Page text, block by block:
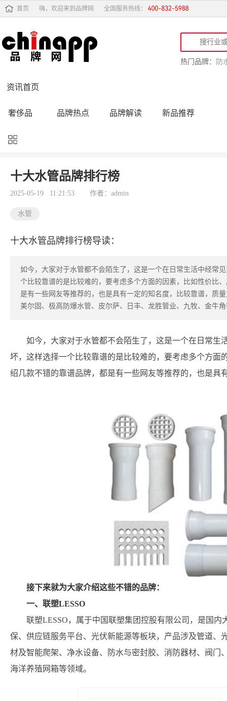
首页 嗨，欢迎来到品牌网 全国服务热线：
热门品牌： 防
资讯首页
奢侈品 品牌热点 品牌解读 新品推荐
品牌黑榜
品牌导购 专家点评 精彩点评
十大水管品牌排行榜
2025-05-19 11:21:53 作者：admin
水管
十大水管品牌排行榜导读：
如今，大家对于水管都不会陌生了，这是一个在日常生活中经常
个比较靠谱的是比较难的，要考虑多个方面的因素，比如性价比
是有一些网友等推荐的，也是具有一定的知名度，比较靠谱，质
美尔固、极高防爆水管、皮尔萨、日丰、龙胜管业、九牧、金牛
如今，大家对于水管都不会陌生了，这是一个在日常生
坏，这样选择一个比较靠谱的是比较难的，要考虑多个方面
绍几款不错的靠谱品牌，都是有一些网友等推荐的，也是具
接下来就为大家介绍这些不错的品牌：
一、联塑LESSO
联塑LESSO，属于中国联塑集团控股有限公司，是国
保、供应链服务平台、光伏新能源等板块，产品涉及管道、
材及智能爬架、净水设备、防水与密封胶、消防器材、阀门
海洋养殖网箱等领域。